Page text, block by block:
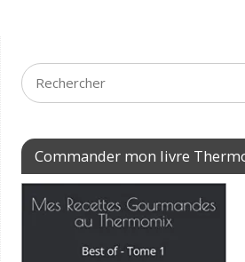
Commander mon livre